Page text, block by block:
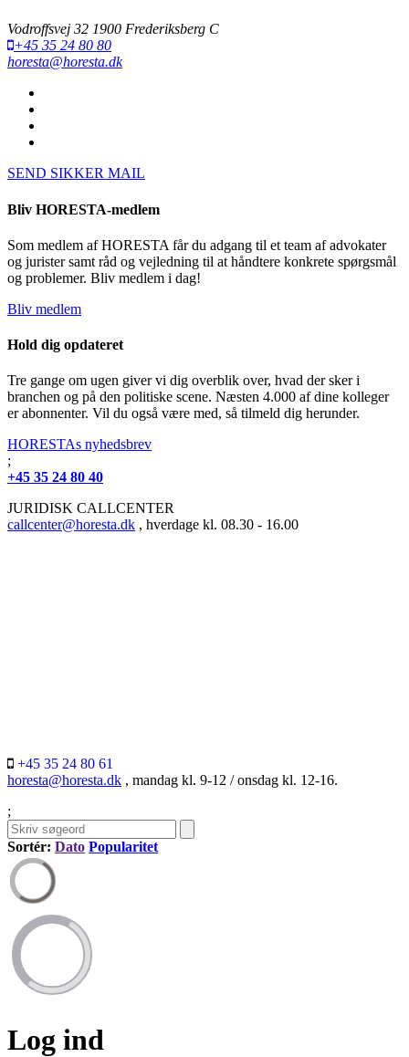
Vodroffsvej 32 1900 Frederiksberg C
+45 35 24 80 80
horesta@horesta.dk
SEND SIKKER MAIL
Bliv HORESTA-medlem
Som medlem af HORESTA får du adgang til et team af advokater
og jurister samt råd og vejledning til at håndtere konkrete spørgsmål
og problemer. Bliv medlem i dag!
Bliv medlem
Hold dig opdateret
Tre gange om ugen giver vi dig overblik over, hvad der sker i
branchen og på den politiske scene. Næsten 4.000 af dine kolleger
er abonnenter. Vil du også være med, så tilmeld dig herunder.
HORESTAs nyhedsbrev
;
+45 35 24 80 40
JURIDISK CALLCENTER
callcenter@horesta.dk , hverdage kl. 08.30 - 16.00
+45 35 24 80 61
horesta@horesta.dk , mandag kl. 9-12 / onsdag kl. 12-16.
;
Sortér: Dato Popularitet
Log ind